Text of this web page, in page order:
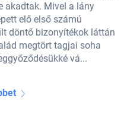
akadtak. Mivel a lány
elő első számú
döntő bizonyítékok láttán
megtört tagjai soha
vá...